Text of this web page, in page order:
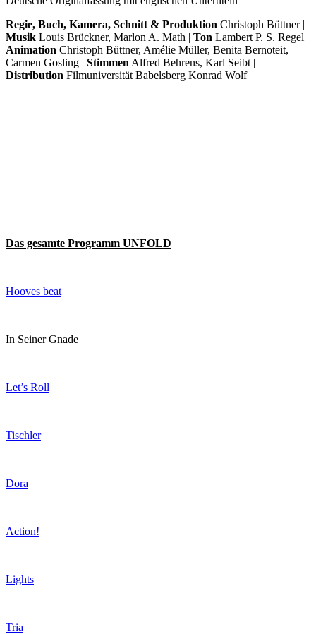
Regie, Buch, Kamera, Schnitt & Produktion Christoph Büttner |
Musik Louis Brückner, Marlon A. Math | Ton Lambert P. S. Regel |
Animation Christoph Büttner, Amélie Müller, Benita Bernoteit,
Carmen Gosling | Stimmen Alfred Behrens, Karl Seibt |
Distribution Filmuniversität Babelsberg Konrad Wolf
Das gesamte Programm UNFOLD
Hooves beat
In Seiner Gnade
Let’s Roll
Tischler
Dora
Action!
Lights
Tria